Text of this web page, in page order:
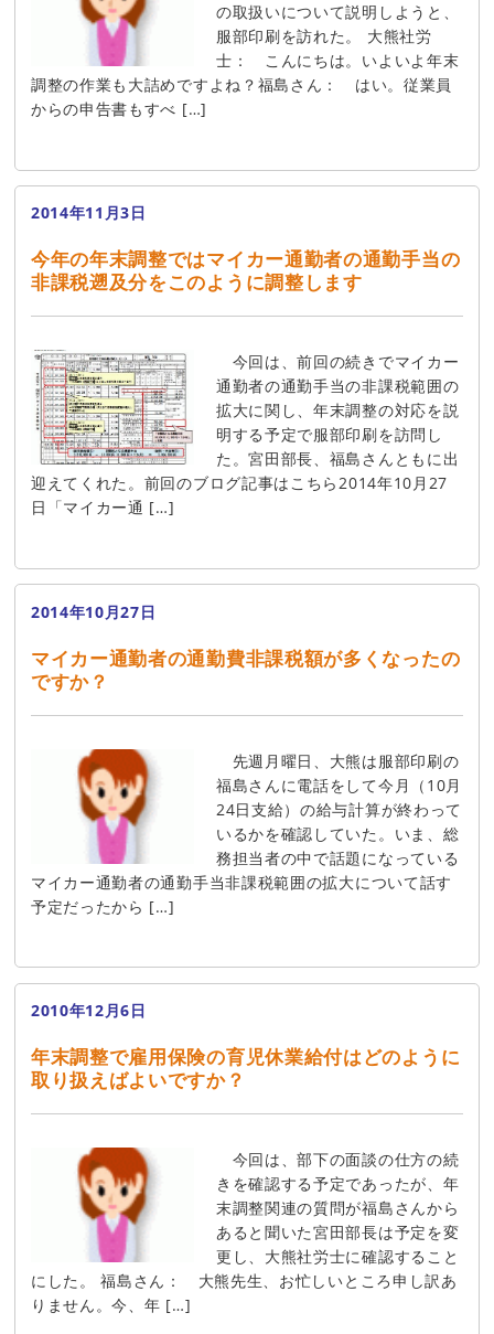
の取扱いについて説明しようと、
服部印刷を訪れた。 大熊社労
士： こんにちは。いよいよ年末
調整の作業も大詰めですよね？福島さん： はい。従業員
からの申告書もすべ […]
2014年11月3日
今年の年末調整ではマイカー通勤者の通勤手当の
非課税遡及分をこのように調整します
今回は、前回の続きでマイカー
通勤者の通勤手当の非課税範囲の
拡大に関し、年末調整の対応を説
明する予定で服部印刷を訪問し
た。宮田部長、福島さんともに出
迎えてくれた。前回のブログ記事はこちら2014年10月27
日「マイカー通 […]
2014年10月27日
マイカー通勤者の通勤費非課税額が多くなったの
ですか？
先週月曜日、大熊は服部印刷の
福島さんに電話をして今月（10月
24日支給）の給与計算が終わって
いるかを確認していた。いま、総
務担当者の中で話題になっている
マイカー通勤者の通勤手当非課税範囲の拡大について話す
予定だったから […]
2010年12月6日
年末調整で雇用保険の育児休業給付はどのように
取り扱えばよいですか？
今回は、部下の面談の仕方の続
きを確認する予定であったが、年
末調整関連の質問が福島さんから
あると聞いた宮田部長は予定を変
更し、大熊社労士に確認すること
にした。 福島さん： 大熊先生、お忙しいところ申し訳あ
りません。今、年 […]